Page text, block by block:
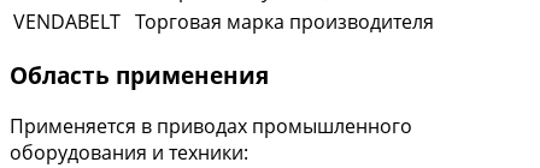
VENDABELT Торговая марка производителя
Область применения
Применяется в приводах промышленного
оборудования и техники: